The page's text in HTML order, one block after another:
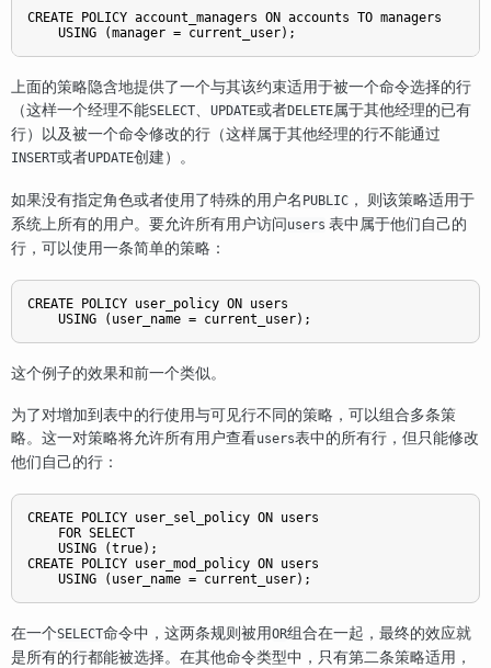
CREATE POLICY account_managers ON accounts TO managers
上面的策略隐含地提供了一个与其该约束适用于被一个命令选择的行
（这样一个经理不能SELECT、 UPDATE或者DELETE属于其他经理的已有
行）以及被一个命令修改的行（这样属于其他经理的行不能通过
INSERT或者UPDATE创建）。
如果没有指定角色或者使用了特殊的用户名 PUBLIC ， 则该策略适用于
系统上所有的用户。要允许所有用户访问users 表中属于他们自己的
行，可以使用一条简单的策略：
CREATE POLICY user_policy ON users
这个例子的效果和前一个类似。
为了对增加到表中的行使用与可见行不同的策略，可以组合多条策
略。这一对策略将允许所有用户查看users表中的所有行，但只能修改
他们自己的行：
CREATE POLICY user_sel_policy ON users
    FOR SELECT
    USING (true);
CREATE POLICY user_mod_policy ON users
在一个SELECT命令中，这两条规则被用OR组合在一起，最终的效应就
是所有的行都能被选择。在其他命令类型中，只有第二条策略适用，